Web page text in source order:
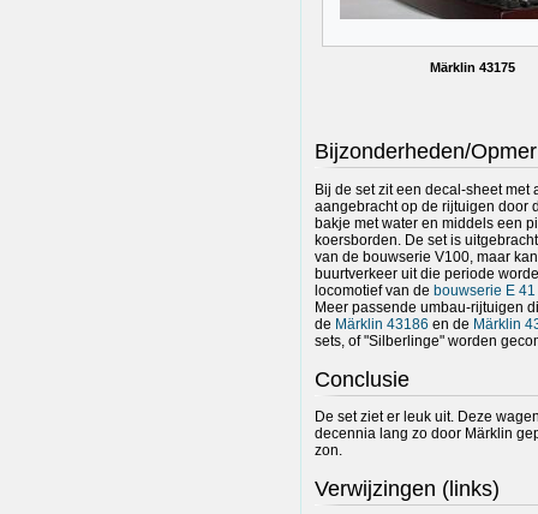
Märklin 43175
Bijzonderheden/
Bij de set zit een decal-sheet
aangebracht op de rijtuigen door
bakje met water en middels een
koersborden. De set is
van de bouwserie V100, maar
buurtverkeer uit die periode
locomotief van de bouwserie E 41
Meer passende umbau-rijtuigen
de Märklin 43186 en de Märklin
sets, of "Silberlinge" worden
Conclusie
De set ziet er leuk uit. Deze
decennia lang zo door Märklin
zon.
Verwijzingen (links)